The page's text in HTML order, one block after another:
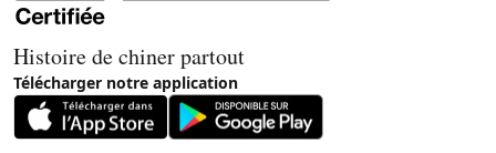
Histoire de chiner partout
Télécharger notre application